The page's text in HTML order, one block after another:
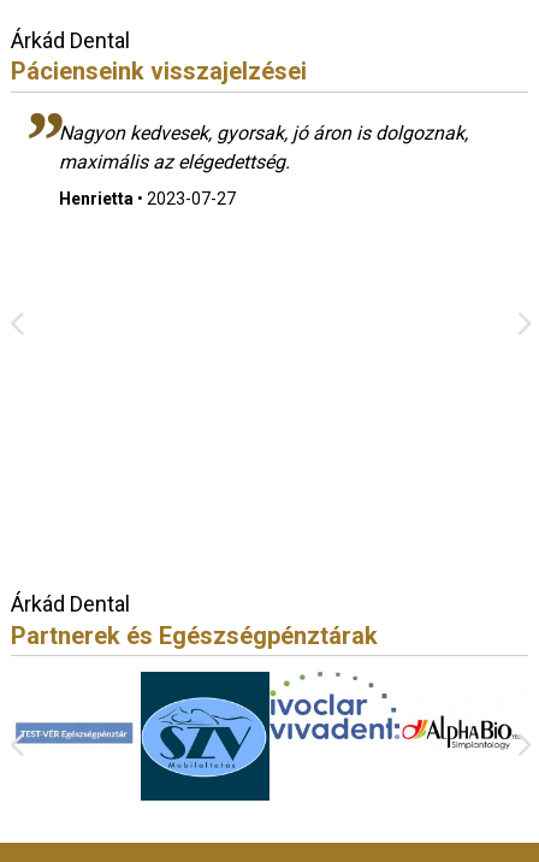
Árkád Dental
Pácienseink visszajelzései
Nagyon kedvesek, gyorsak, jó áron is dolgoznak,
maximális az elégedettség.
Henrietta• 2023-07-27
Árkád Dental
Partnerek és Egészségpénztárak